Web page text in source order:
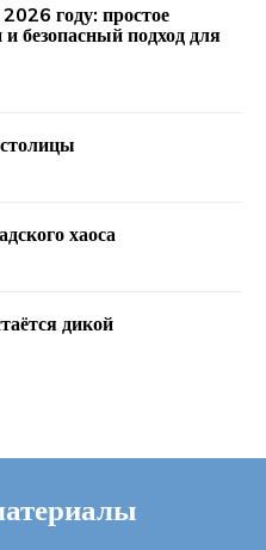
году: простое
безопасный подход для
хаоса
дикой